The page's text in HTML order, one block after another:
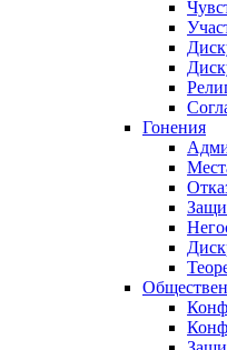
Гонения